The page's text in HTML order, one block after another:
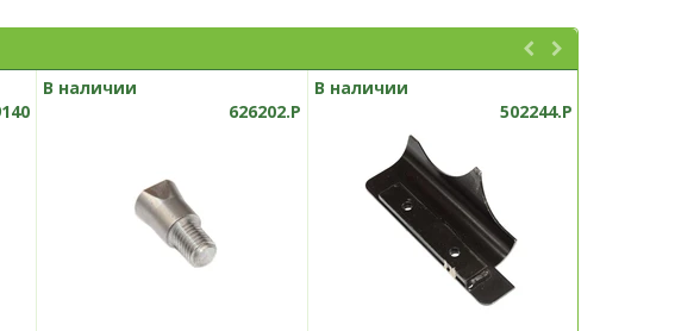
В наличии
626202.P
В наличии
502244.P